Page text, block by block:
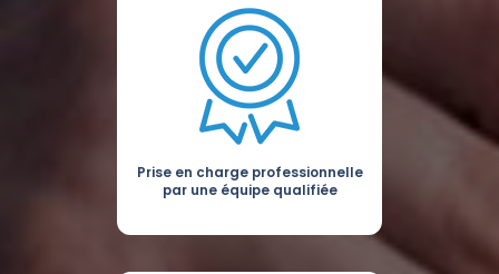
Prise en charge professionnelle
par une équipe qualifiée